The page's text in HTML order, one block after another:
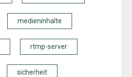
medieninhalte
rtmp-server
sicherheit